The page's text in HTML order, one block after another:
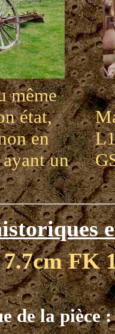
même
état,
en
un
7.7cm FK
de la pièce :